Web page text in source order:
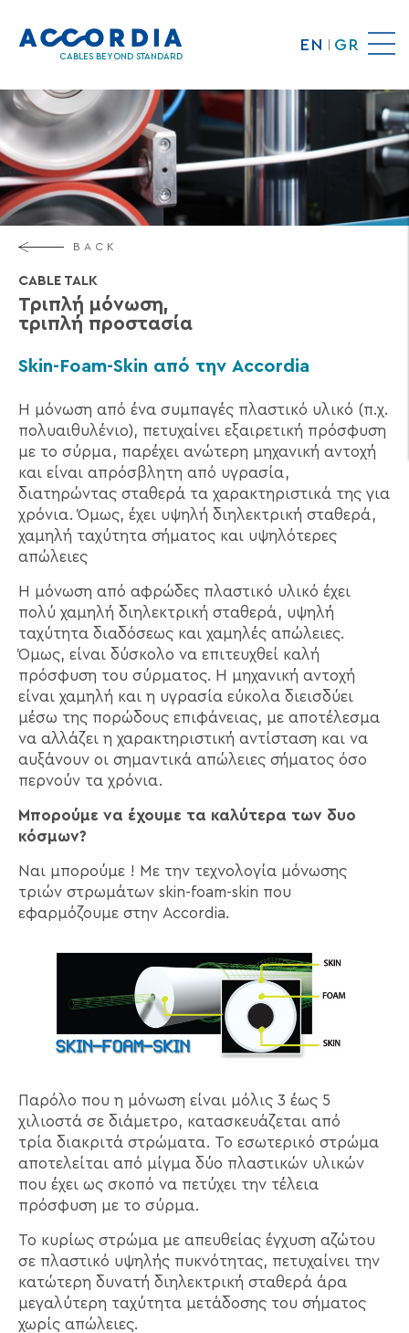
CABLES BEYOND STANDARD
EN GR
BACK
CABLE TALK
Τριπλή μόνωση,
τριπλή προστασία
Skin-Foam-Skin από την Αccordia
Η μόνωση από ένα συμπαγές πλαστικό υλικό (π.χ.
πολυαιθυλένιο), πετυχαίνει εξαιρετική πρόσφυση
με το σύρμα, παρέχει ανώτερη μηχανική αντοχή
και είναι απρόσβλητη από υγρασία,
διατηρώντας σταθερά τα χαρακτηριστικά της για
χρόνια. Όμως, έχει υψηλή διηλεκτρική σταθερά,
χαμηλή ταχύτητα σήματος και υψηλότερες
απώλειες
Η μόνωση από αφρώδες πλαστικό υλικό έχει
πολύ χαμηλή διηλεκτρική σταθερά, υψηλή
ταχύτητα διαδόσεως και χαμηλές απώλειες.
Όμως, είναι δύσκολο να επιτευχθεί καλή
πρόσφυση του σύρματος. Η μηχανική αντοχή
είναι χαμηλή και η υγρασία εύκολα διεισδύει
μέσω της πορώδους επιφάνειας, με αποτέλεσμα
να αλλάζει η χαρακτηριστική αντίσταση και να
αυξάνουν οι σημαντικά απώλειες σήματος όσο
περνούν τα χρόνια.
Μπορούμε να έχουμε τα καλύτερα των δυο
κόσμων?
Ναι μπορούμε ! Με την τεχνολογία μόνωσης
τριών στρωμάτων skin-foam-skin που
εφαρμόζουμε στην Accordia.
Παρόλο που η μόνωση είναι μόλις 3 έως 5
χιλιοστά σε διάμετρο, κατασκευάζεται από
τρία διακριτά στρώματα. Το εσωτερικό στρώμα
αποτελείται από μίγμα δύο πλαστικών υλικών
που έχει ως σκοπό να πετύχει την τέλεια
πρόσφυση με το σύρμα.
Το κυρίως στρώμα με απευθείας έγχυση αζώτου
σε πλαστικό υψηλής πυκνότητας, πετυχαίνει την
κατώτερη δυνατή διηλεκτρική σταθερά άρα
μεγαλύτερη ταχύτητα μετάδοσης του σήματος
χωρίς απώλειες.